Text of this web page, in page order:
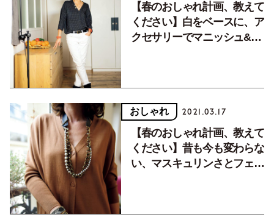
【春のおしゃれ計画、教えて
ください】白をベースに、ア
クセサリーでマニッシュ&ボ
おしゃれ 2021.03.17
【春のおしゃれ計画、教えて
ください】昔も今も変わらな
い、マスキュリンさとフェミ